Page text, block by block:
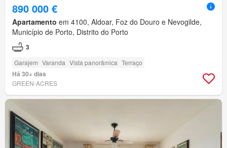
890 000 €
Apartamento em 4100, Aldoar, Foz do Douro e Nevogilde,
Município de Porto, Distrito do Porto
3
Garajem Varanda Vista panorâmica Terraço
Há 30+ dias
GREEN-ACRES